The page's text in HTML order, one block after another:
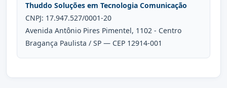
Thuddo Soluções em Tecnologia Comunicação
CNPJ: 17.947.527/0001-20
Avenida Antônio Pires Pimentel, 1102 - Centro
Bragança Paulista / SP — CEP 12914-001